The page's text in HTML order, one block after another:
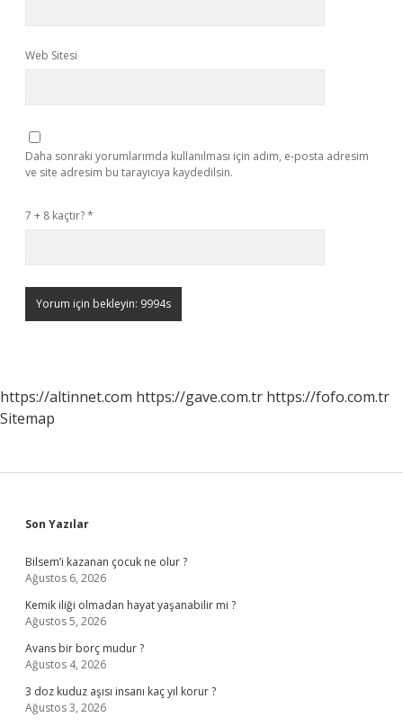
Web Sitesi
Daha sonraki yorumlarımda kullanılması için adım, e-posta adresim
ve site adresim bu tarayıcıya kaydedilsin.
7 + 8 kaçtır?*
https://altinnet.com https://gave.com.tr https://fofo.com.tr
Sitemap
Sidebar
Son Yazılar
Bilsem’i kazanan çocuk ne olur ?
Ağustos 6, 2026
Kemik iliği olmadan hayat yaşanabilir mi ?
Ağustos 5, 2026
Avans bir borç mudur ?
Ağustos 4, 2026
3 doz kuduz aşısı insanı kaç yıl korur ?
Ağustos 3, 2026